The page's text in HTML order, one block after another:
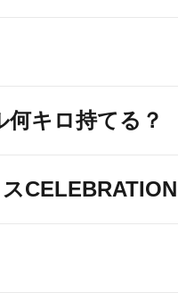
キロ持てる？
CELEBRATION